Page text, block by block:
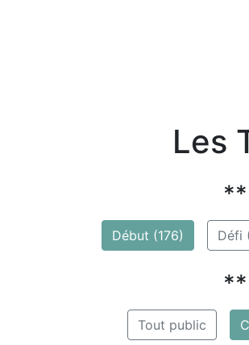
Les
Début (176) Défi
Tout public